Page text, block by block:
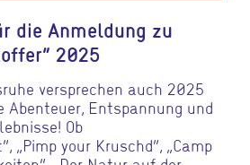
die Anmeldung zu
2025
versprechen auch 2025
Abenteuer, Entspannung und
Ob
„Pimp your Kruschd“, „Camp